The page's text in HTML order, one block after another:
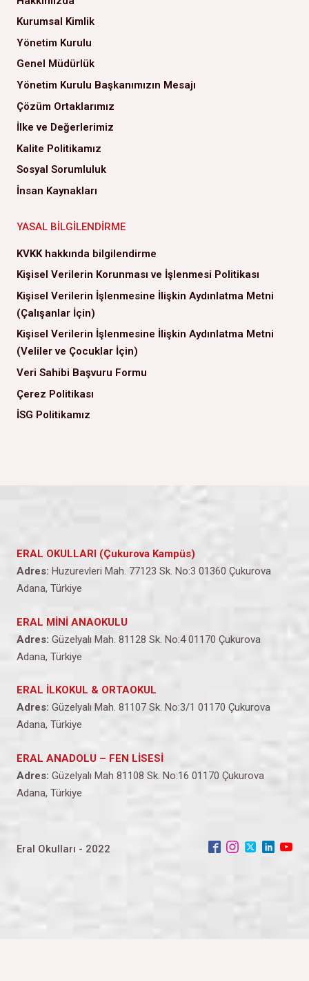
Kurumsal Kimlik
Yönetim Kurulu
Genel Müdürlük
Yönetim Kurulu Başkanımızın Mesajı
Çözüm Ortaklarımız
İlke ve Değerlerimiz
Kalite Politikamız
Sosyal Sorumluluk
İnsan Kaynakları
YASAL BILGILENDIRME
KVKK hakkında bilgilendirme
Kişisel Verilerin Korunması ve İşlenmesi Politikası
Kişisel Verilerin İşlenmesine İlişkin Aydınlatma Metni
(Çalışanlar İçin)
Kişisel Verilerin İşlenmesine İlişkin Aydınlatma Metni
(Veliler ve Çocuklar İçin)
Veri Sahibi Başvuru Formu
Çerez Politikası
İSG Politikamız
ERAL OKULLARI (Çukurova Kampüs)
Adres: Huzurevleri Mah. 77123 Sk. No:3 01360 Çukurova
Adana, Türkiye
ERAL MİNİ ANAOKULU
Adres: Güzelyalı Mah. 81128 Sk. No:4 01170 Çukurova
Adana, Türkiye
ERAL İLKOKUL & ORTAOKUL
Adres: Güzelyalı Mah. 81107 Sk. No:3/1 01170 Çukurova
Adana, Türkiye
ERAL ANADOLU – FEN LİSESİ
Adres: Güzelyalı Mah 81108 Sk. No:16 01170 Çukurova
Adana, Türkiye
Eral Okulları - 2022